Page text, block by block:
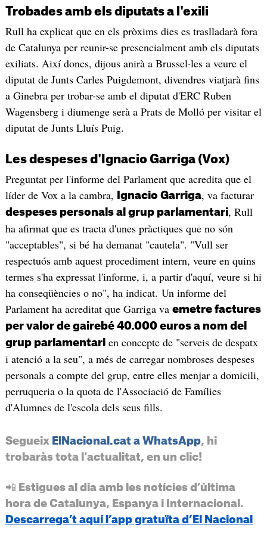
Trobades amb els diputats a l'exili
Rull ha explicat que en els pròxims dies es traslladarà fora
de Catalunya per reunir-se presencialment amb els diputats
exiliats. Així doncs, dijous anirà a Brussel·les a veure el
diputat de Junts Carles Puigdemont, divendres viatjarà fins
a Ginebra per trobar-se amb el diputat d'ERC Ruben
Wagensberg i diumenge serà a Prats de Molló per visitar el
diputat de Junts Lluís Puig.
Les despeses d'Ignacio Garriga (Vox)
Preguntat per l'informe del Parlament que acredita que el
líder de Vox a la cambra,
Ignacio Garriga, va facturar
despeses personals al grup parlamentari, Rull
ha afirmat que es tracta d'unes pràctiques que no són
"acceptables", si bé ha demanat "cautela". "Vull ser
respectuós amb aquest procediment intern, veure en quins
termes s'ha expressat l'informe, i, a partir d'aquí, veure si hi
ha conseqüències o no", ha indicat. Un informe del
Parlament ha acreditat que Garriga va emetre factures
per valor de gairebé 40.000 euros a nom del
grup parlamentarien concepte de "serveis de despatx
i atenció a la seu", a més de carregar nombroses despeses
personals a compte del grup, entre elles menjar a domicili,
perruqueria o la quota de l'Associació de Famílies
d'Alumnes de l'escola dels seus fills.
Segueix ElNacional.cat a WhatsApp, hi
trobaràs tota l'actualitat, en un clic!
📲 Estigues al dia amb les notícies d’última
hora de Catalunya, Espanya i Internacional.
Descarrega’t aquí l’app gratuïta d’El Nacional